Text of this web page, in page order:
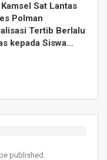
Sat Lantas
Polman
Tertib Berlalu
kepada Siswa…
published.